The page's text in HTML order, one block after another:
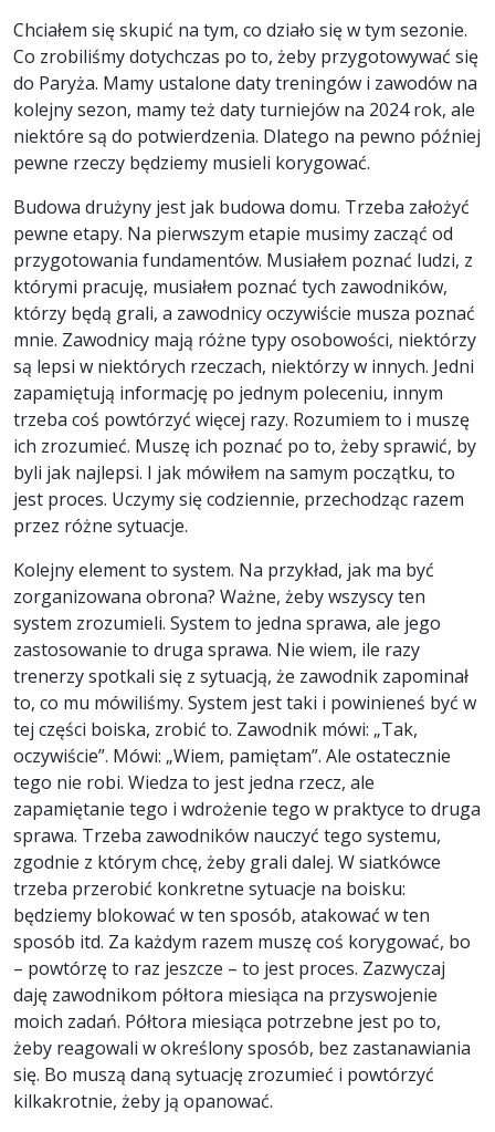
Chciałem się skupić na tym, co działo się w tym sezonie.
Co zrobiliśmy dotychczas po to, żeby przygotowywać się
do Paryża. Mamy ustalone daty treningów i zawodów na
kolejny sezon, mamy też daty turniejów na 2024 rok, ale
niektóre są do potwierdzenia. Dlatego na pewno później
pewne rzeczy będziemy musieli korygować.
Budowa drużyny jest jak budowa domu. Trzeba założyć
pewne etapy. Na pierwszym etapie musimy zacząć od
przygotowania fundamentów. Musiałem poznać ludzi, z
którymi pracuję, musiałem poznać tych zawodników,
którzy będą grali, a zawodnicy oczywiście musza poznać
mnie. Zawodnicy mają różne typy osobowości, niektórzy
są lepsi w niektórych rzeczach, niektórzy w innych. Jedni
zapamiętują informację po jednym poleceniu, innym
trzeba coś powtórzyć więcej razy. Rozumiem to i muszę
ich zrozumieć. Muszę ich poznać po to, żeby sprawić, by
byli jak najlepsi. I jak mówiłem na samym początku, to
jest proces. Uczymy się codziennie, przechodząc razem
przez różne sytuacje.
Kolejny element to system. Na przykład, jak ma być
zorganizowana obrona? Ważne, żeby wszyscy ten
system zrozumieli. System to jedna sprawa, ale jego
zastosowanie to druga sprawa. Nie wiem, ile razy
trenerzy spotkali się z sytuacją, że zawodnik zapominał
to, co mu mówiliśmy. System jest taki i powinieneś być w
tej części boiska, zrobić to. Zawodnik mówi: „Tak,
oczywiście”. Mówi: „Wiem, pamiętam”. Ale ostatecznie
tego nie robi. Wiedza to jest jedna rzecz, ale
zapamiętanie tego i wdrożenie tego w praktyce to druga
sprawa. Trzeba zawodników nauczyć tego systemu,
zgodnie z którym chcę, żeby grali dalej. W siatkówce
trzeba przerobić konkretne sytuacje na boisku:
będziemy blokować w ten sposób, atakować w ten
sposób itd. Za każdym razem muszę coś korygować, bo
– powtórzę to raz jeszcze – to jest proces. Zazwyczaj
daję zawodnikom półtora miesiąca na przyswojenie
moich zadań. Półtora miesiąca potrzebne jest po to,
żeby reagowali w określony sposób, bez zastanawiania
się. Bo muszą daną sytuację zrozumieć i powtórzyć
kilkakrotnie, żeby ją opanować.